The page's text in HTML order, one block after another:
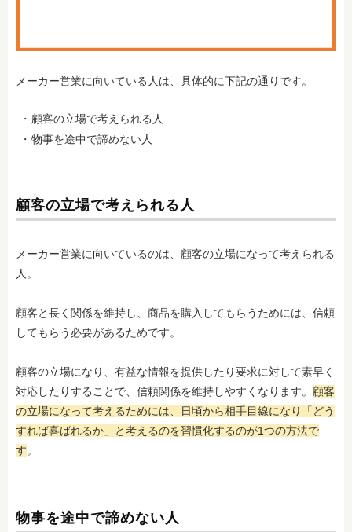
メーカー営業に向いている人は、具体的に下記の通りです。
顧客の立場で考えられる人
物事を途中で諦めない人
顧客の立場で考えられる人
メーカー営業に向いているのは、顧客の立場になって考えられる
人。
顧客と長く関係を維持し、商品を購入してもらうためには、信頼
してもらう必要があるためです。
顧客の立場になり、有益な情報を提供したり要求に対して素早く
対応したりすることで、信頼関係を維持しやすくなります。 顧客
の立場になって考えるためには、日頃から相手目線になり「どう
すれば喜ばれるか」と考えるのを習慣化するのが1つの方法で
す。
物事を途中で諦めない人